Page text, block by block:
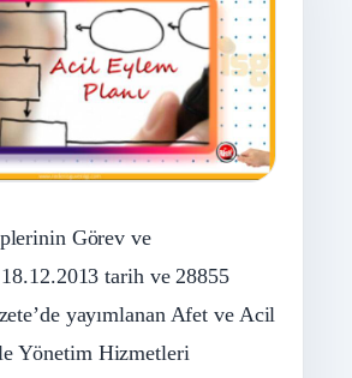
Görev ve
tarih ve 28855
yayımlanan Afet ve Acil
Yönetim Hizmetleri